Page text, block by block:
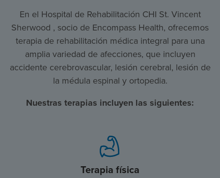
En el Hospital de Rehabilitación CHI St. Vincent
Sherwood , socio de Encompass Health, ofrecemos
terapia de rehabilitación médica integral para una
amplia variedad de afecciones, que incluyen
accidente cerebrovascular, lesión cerebral, lesión de
la médula espinal y ortopedia.
Nuestras terapias incluyen las siguientes:
Terapia física